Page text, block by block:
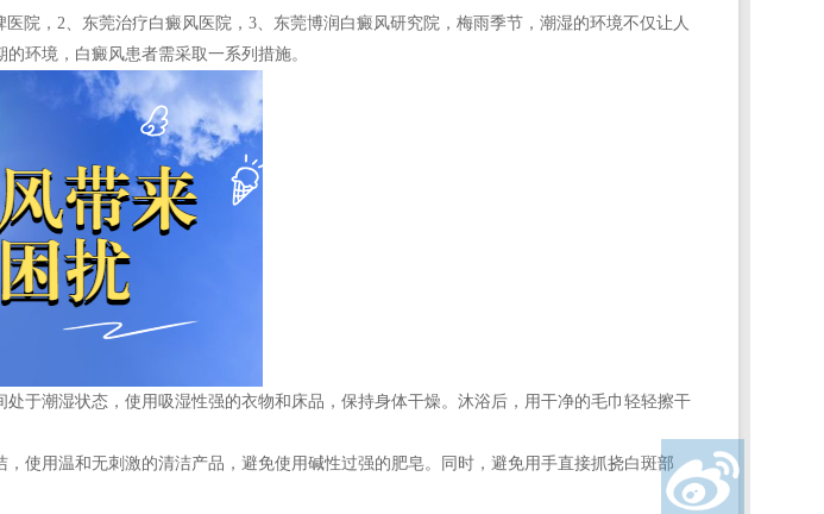
医院，2、东莞治疗白癜风医院，3、东莞博润白癜风研究院，梅雨季节，潮湿的环境不仅让人
环境，白癜风患者需采取一系列措施。
潮湿状态，使用吸湿性强的衣物和床品，保持身体干燥。沐浴后，用干净的毛巾轻轻擦干
用温和无刺激的清洁产品，避免使用碱性过强的肥皂。同时，避免用手直接抓挠白斑部